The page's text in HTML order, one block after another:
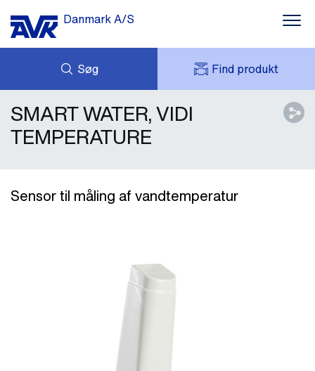
Danmark A/S
Søg Find produkt
NYHEDER
DOWNLOADS
OM OS
KONTAKT OS
FORESPØRG
MIT AVK
SMART WATER, VIDI
TEMPERATURE
Sensor til måling af vandtemperatur